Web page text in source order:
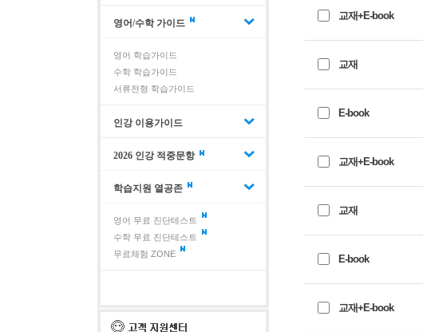
영어/수학 가이드
영어 학습가이드
수학 학습가이드
서류전형 학습가이드
인강 이용가이드
2026 인강 적중문항
학습지원 열공존
영어 무료 진단테스트
수학 무료 진단테스트
무료체험 ZONE
교재+E-book
교재
E-book
교재+E-book
교재
E-book
교재+E-book